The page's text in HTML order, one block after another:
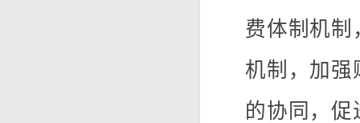
费体制机制
机制，加强
的协同，